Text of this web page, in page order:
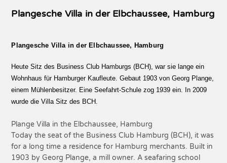
Plangesche Villa in der Elbchaussee, Hamburg
Plangesche Villa in der Elbchaussee, Hamburg
Heute Sitz des Business Club Hamburgs (BCH), war sie lange ein
Wohnhaus für Hamburger Kaufleute. Gebaut 1903 von Georg Plange,
einem Mühlenbesitzer. Eine Seefahrt-Schule zog 1939 ein. In 2009
wurde die Villa Sitz des BCH.
Plange Villa in the Elbchaussee, Hamburg
Today the seat of the Business Club Hamburg (BCH), it was
for a long time a residence for Hamburg merchants. Built in
1903 by Georg Plange, a mill owner. A seafaring school